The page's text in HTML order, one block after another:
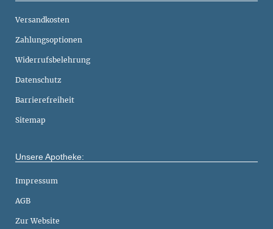
Versandkosten
Zahlungsoptionen
Widerrufsbelehrung
Datenschutz
Barrierefreiheit
Sitemap
Unsere Apotheke:
Impressum
AGB
Zur Website